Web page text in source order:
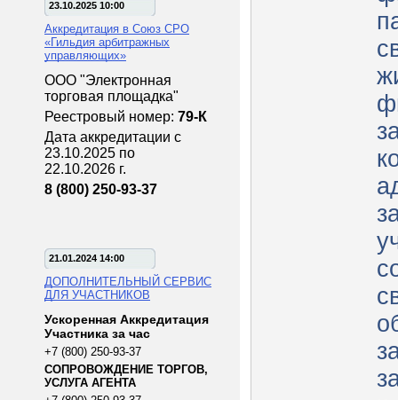
23.10.2025 10:00
Аккредитация в Союз СРО
«Гильдия арбитражных
управляющих»
ООО "Электронная
торговая площадка"
Реестровый номер: 79-К
Дата аккредитации с
23.10.2025 по
22.10.2026 г.
8 (800) 250-93-37
21.01.2024 14:00
ДОПОЛНИТЕЛЬНЫЙ СЕРВИС
ДЛЯ УЧАСТНИКОВ
Ускоренная Аккредитация
Участника за час
+7 (800) 250-93-37
СОПРОВОЖДЕНИЕ ТОРГОВ,
УСЛУГА АГЕНТА